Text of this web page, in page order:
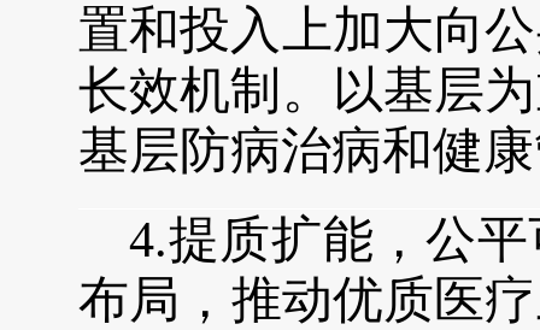
置和投入上加大向
长效机制。以基层
基层防病治病和健
4.提质扩能，公
布局 ， 推动优质医